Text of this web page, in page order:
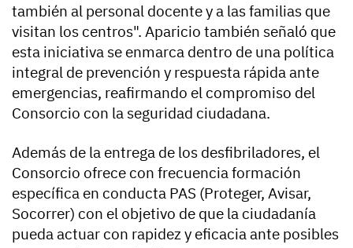
también al personal docente y a las familias que
visitan los centros". Aparicio también señaló que
esta iniciativa se enmarca dentro de una política
integral de prevención y respuesta rápida ante
emergencias, reafirmando el compromiso del
Consorcio con la seguridad ciudadana.
Además de la entrega de los desfibriladores, el
Consorcio ofrece con frecuencia formación
específica en conducta PAS (Proteger, Avisar,
Socorrer) con el objetivo de que la ciudadanía
pueda actuar con rapidez y eficacia ante posibles